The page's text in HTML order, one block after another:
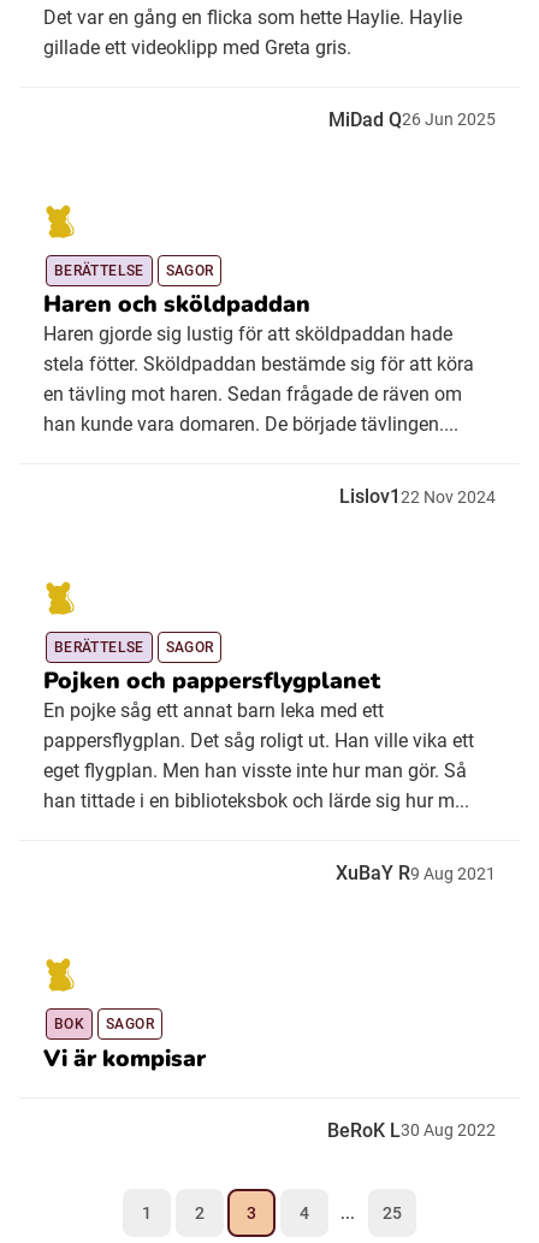
Det var en gång en flicka som hette Haylie. Haylie
gillade ett videoklipp med Greta gris.
MiDad Q26Jun 2025
BERÄTTELSE SAGOR
Haren och sköldpaddan
Haren gjorde sig lustig för att sköldpaddan hade
stela fötter. Sköldpaddan bestämde sig för att köra
en tävling mot haren. Sedan frågade de räven om
han kunde vara domaren. De började tävlingen....
Lislov122 Nov2024
BERÄTTELSE SAGOR
Pojken och pappersflygplanet
En pojke såg ett annat barn leka med ett
pappersflygplan. Det såg roligt ut. Han ville vika ett
eget flygplan. Men han visste inte hur man gör. Så
han tittade i en biblioteksbok och lärde sig hur m...
XuBaY R9 Aug 2021
BOK SAGOR
Vi är kompisar
BeRoK L30 Aug 2022
1 2 3 4 ... 25